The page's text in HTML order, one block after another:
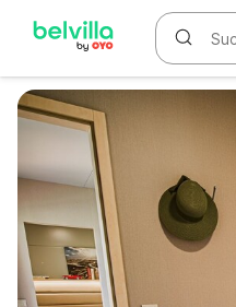
WIZARD MEMBER